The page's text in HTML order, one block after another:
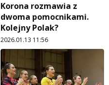
Korona rozmawia z
dwoma pomocnikami.
Kolejny Polak?
2026.01.13 11:56